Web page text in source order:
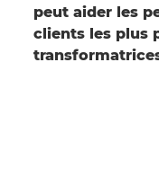
peut aider les
clients les plus